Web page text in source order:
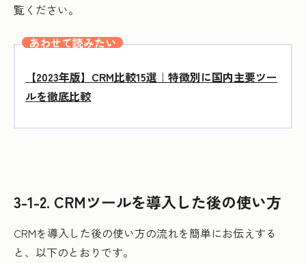
覧ください。
あわせて読みたい
【2023年版】CRM比較15選｜特徴別に国内主要ツー
ルを徹底比較
3-1-2. CRMツールを導入した後の使い方
CRMを導入した後の使い方の流れを簡単にお伝えする
と、以下のとおりです。